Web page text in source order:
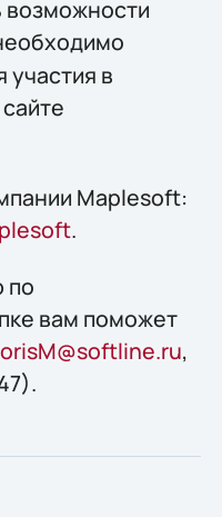
возможности
участия в
Maplesoft:
.
по
вам поможет
,